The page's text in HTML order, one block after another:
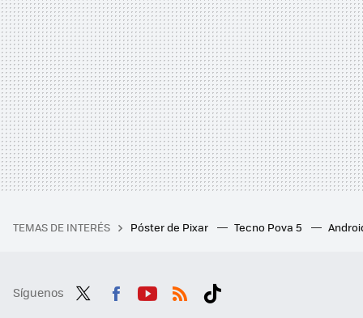
TEMAS DE INTERÉS Póster de Pixar Tecno Pova 5
Síguenos